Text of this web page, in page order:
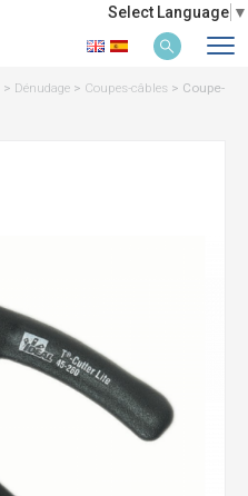
Select Language ▼
> Dénudage > Coupes-câbles > Coupe-